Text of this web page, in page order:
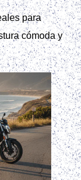
para
cómoda y